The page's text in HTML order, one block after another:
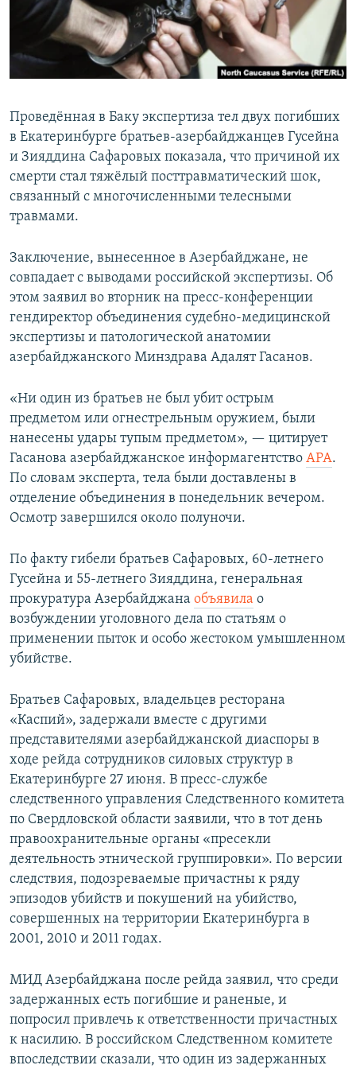
Проведённая в Баку экспертиза тел двух погибших
в Екатеринбурге братьев-азербайджанцев Гусейна
и Зияддина Сафаровых показала, что причиной их
смерти стал тяжёлый посттравматический шок,
связанный с многочисленными телесными
травмами.
Заключение, вынесенное в Азербайджане, не
совпадает с выводами российской экспертизы. Об
этом заявил во вторник на пресс-конференции
гендиректор объединения судебно-медицинской
экспертизы и патологической анатомии
азербайджанского Минздрава Адалят Гасанов.
«Ни один из братьев не был убит острым
предметом или огнестрельным оружием, были
нанесены удары тупым предметом», — цитирует
Гасанова азербайджанское информагентство APA.
По словам эксперта, тела были доставлены в
отделение объединения в понедельник вечером.
Осмотр завершился около полуночи.
По факту гибели братьев Сафаровых, 60-летнего
Гусейна и 55-летнего Зияддина, генеральная
прокуратура Азербайджана объявила о
возбуждении уголовного дела по статьям о
применении пыток и особо жестоком умышленном
убийстве.
Братьев Сафаровых, владельцев ресторана
«Каспий», задержали вместе с другими
представителями азербайджанской диаспоры в
ходе рейда сотрудников силовых структур в
Екатеринбурге 27 июня. В пресс-службе
следственного управления Следственного комитета
по Свердловской области заявили, что в тот день
правоохранительные органы «пресекли
деятельность этнической группировки». По версии
следствия, подозреваемые причастны к ряду
эпизодов убийств и покушений на убийство,
совершенных на территории Екатеринбурга в
2001, 2010 и 2011 годах.
МИД Азербайджана после рейда заявил, что среди
задержанных есть погибшие и раненые, и
попросил привлечь к ответственности причастных
к насилию. В российском Следственном комитете
впоследствии сказали, что один из задержанных